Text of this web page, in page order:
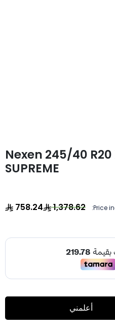
Nexen 245/40 R20
SUPREME
Price
1,378.62
758.24
أعلمني